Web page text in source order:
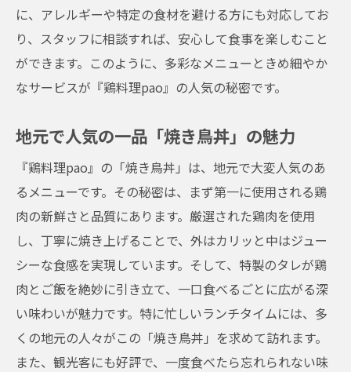
に、アレルギーや特定の食材を避ける方にも対応してお
り、スタッフに相談すれば、安心して食事を楽しむこと
ができます。このように、多彩なメニューときめ細やか
なサービスが『鶏料理pao』の人気の秘密です。
地元で人気の一品「焼き鳥丼」の魅力
『鶏料理pao』の「焼き鳥丼」は、地元で大変人気のあ
るメニューです。その秘密は、まず第一に使用される鶏
肉の新鮮さと品質にあります。厳選された鶏肉を使用
し、丁寧に焼き上げることで、外はカリッと中はジュー
シーな食感を実現しています。そして、特製のタレが鶏
肉とご飯を絶妙に引き立て、一口食べるごとに広がる深
い味わいが魅力です。特に忙しいランチタイムには、多
くの地元の人々がこの「焼き鳥丼」を求めて訪れます。
また、観光客にも好評で、一度食べたら忘れられない味